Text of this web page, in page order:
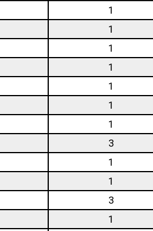
1
1
1
1
1
1
1
3
1
1
3
1